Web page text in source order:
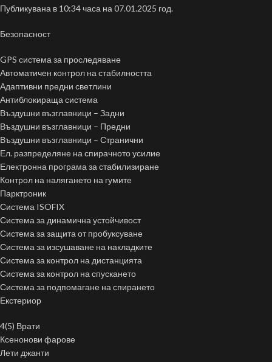
Публикувана в 10:34 часа на 07.01.2025 год.
Безопасност
GPS система за проследяване
Автоматичен контрол на стабилността
Адаптивни предни светлини
Антиблокираща система
Въздушни възглавници – Задни
Въздушни възглавници – Предни
Въздушни възглавници – Странични
Ел. разпределяне на спирачното усилие
Електронна програма за стабилизиране
Контрол на налягането на гумите
Парктроник
Система ISOFIX
Система за динамична устойчивост
Система за защита от пробуксуване
Система за изсушаване на накладките
Система за контрол на дистанцията
Система за контрол на спускането
Система за подпомагане на спирането
Екстериор
4(5) Врати
Ксенонови фарове
Лети джанти